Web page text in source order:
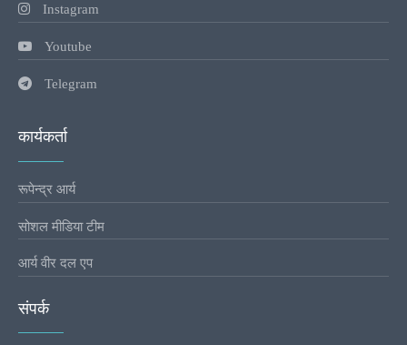
Instagram
Youtube
Telegram
कार्यकर्ता
रूपेन्द्र आर्य
सोशल मीडिया टीम
आर्य वीर दल एप
संपर्क